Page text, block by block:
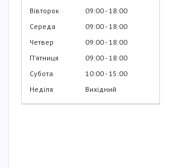
Вівторок
09:00 18:00
Середа
09:00 18:00
Четвер
09:00 18:00
Пʼятниця
09:00 18:00
Субота
10:00 15:00
Неділя
Вихідний